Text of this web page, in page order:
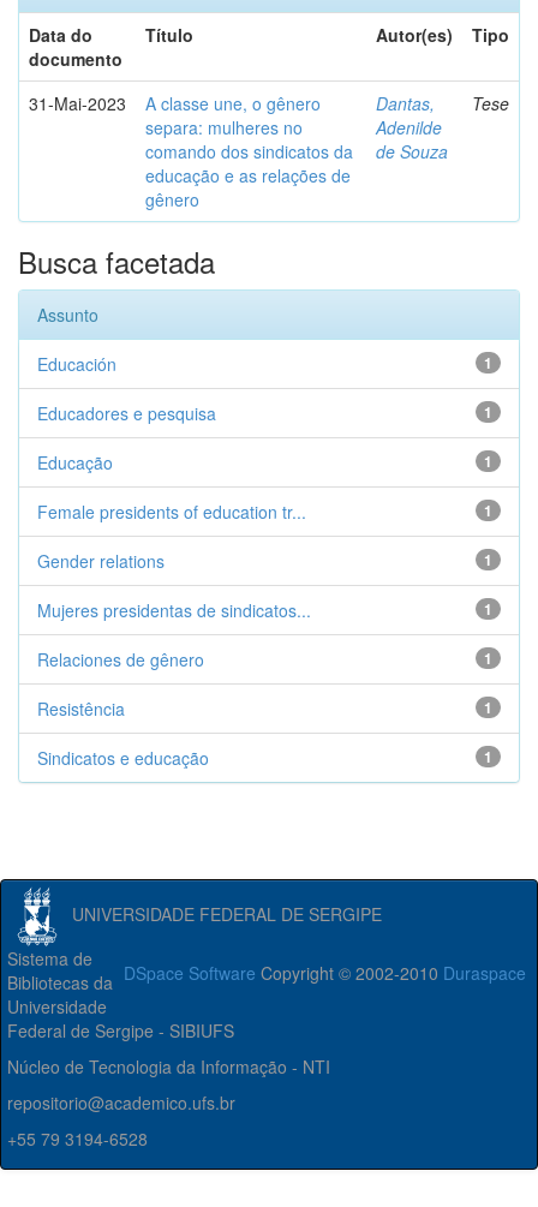
Data do
documento
Título Autor(es) Tipo
31-Mai-2023
A classe une, o gênero
separa: mulheres no
comando dos sindicatos da
educação e as relações de
gênero
Dantas,
Adenilde
de Souza
Tese
Busca facetada
Assunto
1
Educación
1
Educadores e pesquisa
1
Educação
1
Female presidents of education tr...
1
Gender relations
1
Mujeres presidentas de sindicatos...
1
Relaciones de gênero
1
Resistência
1
Sindicatos e educação
UNIVERSIDADE FEDERAL DE SERGIPE
DSpace Software Copyright © 2002-2010 Duraspace
Sistema de
Bibliotecas da
Universidade
Federal de Sergipe - SIBIUFS
Núcleo de Tecnologia da Informação - NTI
repositorio@academico.ufs.br
+55 79 3194-6528